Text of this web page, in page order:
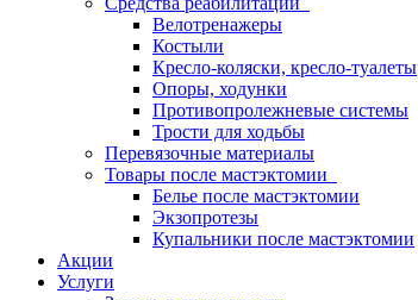
Велотренажеры
Костыли
Кресло-коляски, кресло-туалеты
Опоры, ходунки
Противопролежневые системы
Трости для ходьбы
Перевязочные материалы
Товары после мастэктомии
Белье после мастэктомии
Экзопротезы
Купальники после мастэктомии
Акции
Услуги